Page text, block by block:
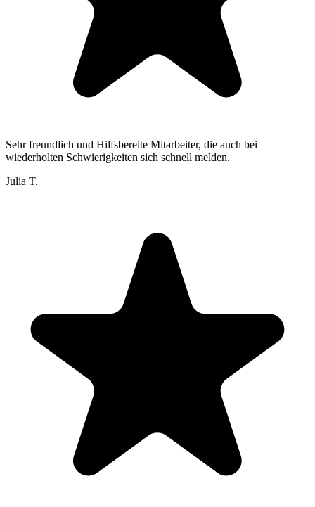
Sehr freundlich und Hilfsbereite Mitarbeiter, die auch bei
wiederholten Schwierigkeiten sich schnell melden.
Julia T.